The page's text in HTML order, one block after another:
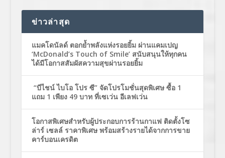
ข่าวล่าสุด
แมคโดนัลด์ ตอกย้ำพลังแห่งรอยยิ้ม ผ่านแคมเปญ
‘McDonald’s Touch of Smile’ สนับสนุนให้ทุกคน
ได้มีโอกาสสัมผัสความสุขผ่านรอยยิ้ม
“บีไชน์ ไบโอ โปร ซี” จัดโปรโมชั่นสุดพิเศษ ซื้อ 1
แถม 1 เพียง 49 บาท ที่เซเว่น อีเลฟเว่น
โอกาสพิเศษสำหรับผู้ประกอบการร้านกาแฟ ติดตั้งโซ
ล่าร์ เซลล์ ราคาพิเศษ พร้อมสร้างรายได้จากการขาย
คาร์บอนเครดิต